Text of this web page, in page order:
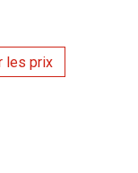
les prix